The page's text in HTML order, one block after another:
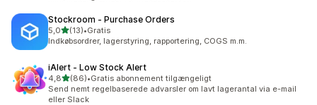
Stockroom ‑ Purchase Orders
5,0ud af 5 stjerner
(13)
13 anmeldelser i alt
•Gratis
Indkøbsordrer, lagerstyring, rapportering, COGS m.m.
iAlert ‑ Low Stock Alert
4,8ud af 5 stjerner
(86)
86 anmeldelser i alt
•Gratis abonnement tilgængeligt
Send nemt regelbaserede advarsler om lavt lagerantal via e-mail
eller Slack